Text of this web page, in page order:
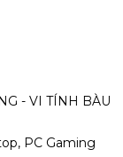
- VI TÍNH BÀU
PC Gaming